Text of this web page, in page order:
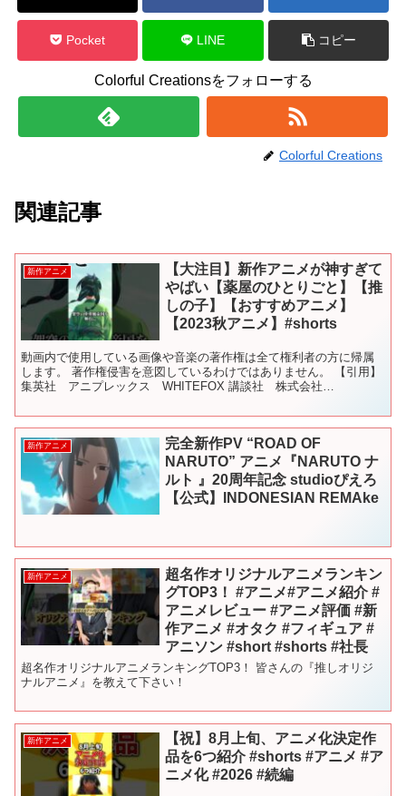
Pocket LINE コピー
Colorful Creationsをフォローする
Colorful Creations
関連記事
新作アニメ
【大注目】新作アニメが神すぎて
やばい【薬屋のひとりごと】【推
しの子】【おすすめアニメ】
【2023秋アニメ】#shorts
動画内で使用している画像や音楽の著作権は全て権利者の方に帰属
します。 著作権侵害を意図しているわけではありません。 【引用】
集英社 アニプレックス WHITEFOX 講談社 株式会社
新作アニメ
完全新作PV “ROAD OF
NARUTO” アニメ『NARUTO ナ
ルト 』20周年記念 studioぴえろ
【公式】INDONESIAN REMAke
新作アニメ
超名作オリジナルアニメランキン
グTOP3！ #アニメ#アニメ紹介 #
アニメレビュー #アニメ評価 #新
作アニメ #オタク #フィギュア #
アニソン #short #shorts #社長
超名作オリジナルアニメランキングTOP3！ 皆さんの『推しオリジ
ナルアニメ』を教えて下さい！
新作アニメ
【祝】8月上旬、アニメ化決定作
品を6つ紹介 #shorts #アニメ #ア
ニメ化 #2026 #続編